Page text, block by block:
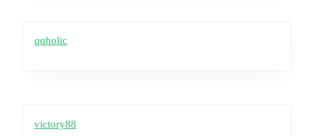
qqholic
victory88